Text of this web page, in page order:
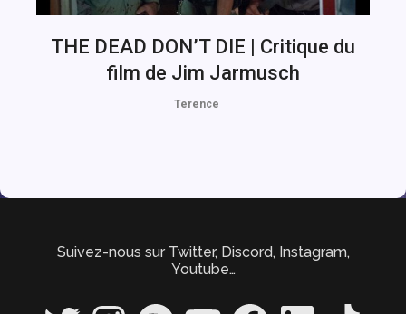
THE DEAD DON’T DIE | Critique du
film de Jim Jarmusch
Terence
Suivez-nous sur Twitter, Discord, Instagram,
Youtube…
Twitter InstagramSpotify YouTube FacebookLinkedIn TikTok